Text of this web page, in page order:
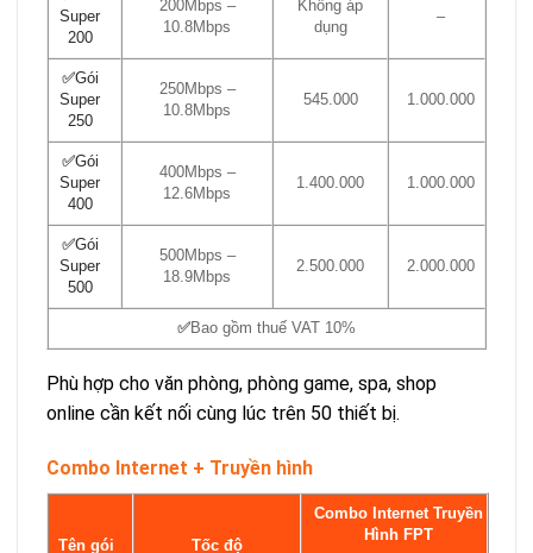
Super
200
200Mbps –
10.8Mbps
Không áp
dụng
–
✅Gói
Super
250
250Mbps –
10.8Mbps
545.000 1.000.000
✅Gói
Super
400
400Mbps –
12.6Mbps
1.400.000 1.000.000
✅Gói
Super
500
500Mbps –
18.9Mbps
2.500.000 2.000.000
✅Bao gồm thuế VAT 10%
Phù hợp cho văn phòng, phòng game, spa, shop
online cần kết nối cùng lúc trên 50 thiết bị.
Combo Internet + Truyền hình
Tên gói
Tốc độ
Combo Internet Truyền
Hình FPT